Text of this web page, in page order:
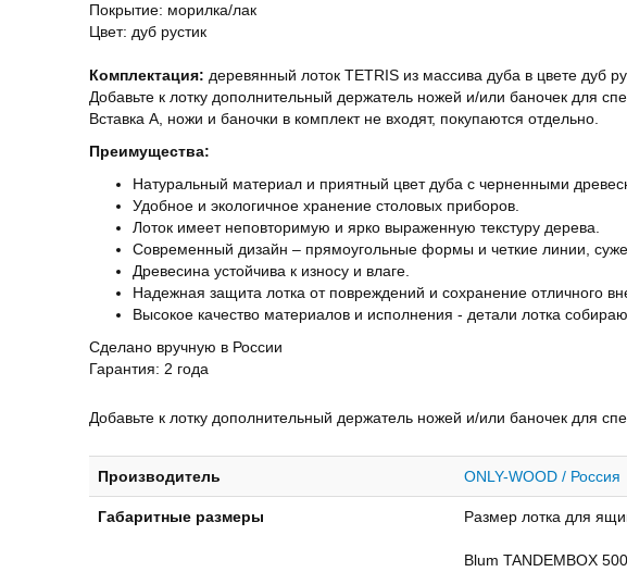
Покрытие: морилка/лак
Цвет: дуб рустик
Комплектация: деревянный лоток TETRIS из массива дуба в цвете дуб
Добавьте к лотку дополнительный держатель ножей и/или баночек для
Вставка А, ножи и баночки в комплект не входят, покупаются отдельно.
Преимущества:
Натуральный материал и приятный цвет дуба с черненными
Удобное и экологичное хранение столовых приборов.
Лоток имеет неповторимую и ярко выраженную текстуру дерева.
Современный дизайн – прямоугольные формы и четкие линии,
Древесина устойчива к износу и влаге.
Надежная защита лотка от повреждений и сохранение отличного
Высокое качество материалов и исполнения - детали лотка
Сделано вручную в России
Гарантия: 2 года
Добавьте к лотку дополнительный держатель ножей и/или баночек для
Производитель ONLY-WOOD / Россия
Габаритные размеры Размер лотка для
Blum TANDEMBOX